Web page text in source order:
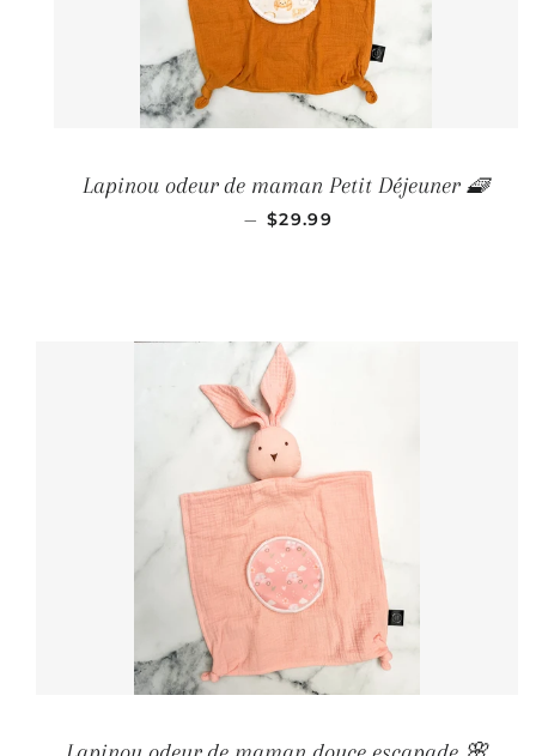
Lapinou odeur de maman Petit Déjeuner 🧇
— PRIX RÉGULIER
$29.99